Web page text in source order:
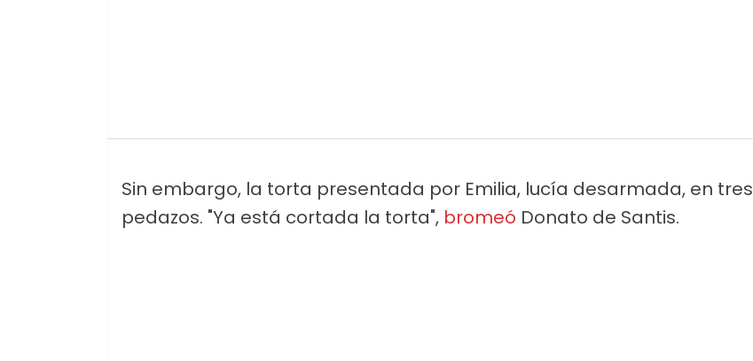
Sin embargo, la torta presentada por Emilia, lucía desarmada, en tres
pedazos. "Ya está cortada la torta", bromeó Donato de Santis.